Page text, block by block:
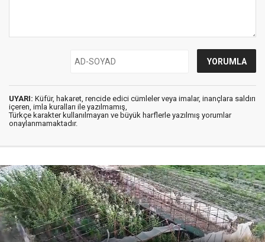
UYARI: Küfür, hakaret, rencide edici cümleler veya imalar, inançlara saldırı
içeren, imla kuralları ile yazılmamış,
Türkçe karakter kullanılmayan ve büyük harflerle yazılmış yorumlar
onaylanmamaktadır.